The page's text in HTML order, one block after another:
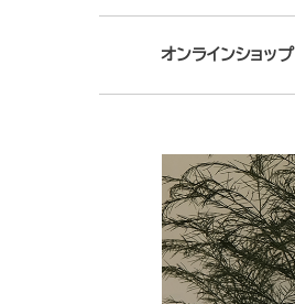
オンラインショップ